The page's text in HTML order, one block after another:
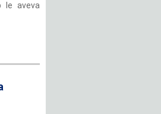
le aveva